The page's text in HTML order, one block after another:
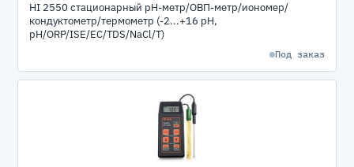
HI 2550 стационарный рН-метр/ОВП-метр/иономер/
кондуктометр/термометр (-2...+16 pH,
pH/ORP/ISE/EC/TDS/NaCl/T)
Под заказ